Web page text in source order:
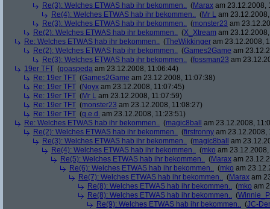
Re(3): Welches ETWAS hab ihr bekommen.. (Marax am 23.12.2008,
Re(4): Welches ETWAS hab ihr bekommen.. (Mr L am
Re(3): Welches ETWAS hab ihr bekommen.. (monster23 am
Re(2): Welches ETWAS hab ihr bekommen.. (X_Xtream am
Re: Welches ETWAS hab ihr bekommen.. (TheWikkinger am 23.12.2008,
Re(2): Welches ETWAS hab ihr bekommen.. (Games2Game am
Re(3): Welches ETWAS hab ihr bekommen.. (fossman23 am
19er TFT (goaspeda am 23.12.2008, 11:06:44)
Re: 19er TFT (Games2Game am 23.12.2008, 11:07:38)
Re: 19er TFT (Noyx am 23.12.2008, 11:07:45)
Re: 19er TFT (Mr L am 23.12.2008, 11:07:59)
Re: 19er TFT (monster23 am 23.12.2008, 11:08:27)
Re: 19er TFT (q.e.d. am 23.12.2008, 11:23:51)
Re: Welches ETWAS hab ihr bekommen.. (magic8ball
am 23.12.2008,
Re(2): Welches ETWAS hab ihr bekommen.. (firstronny am 23.12.2008,
Re(3): Welches ETWAS hab ihr bekommen.. (magic8ball
am
Re(4): Welches ETWAS hab ihr bekommen.. (mko am
Re(5): Welches ETWAS hab ihr bekommen.. (Marax am
Re(6): Welches ETWAS hab ihr bekommen.. (mko am
Re(7): Welches ETWAS hab ihr bekommen.. (Marax am
Re(8): Welches ETWAS hab ihr bekommen.. (mko am
Re(8): Welches ETWAS hab ihr bekommen.. (
Re(9): Welches ETWAS hab ihr bekommen.. (JC-